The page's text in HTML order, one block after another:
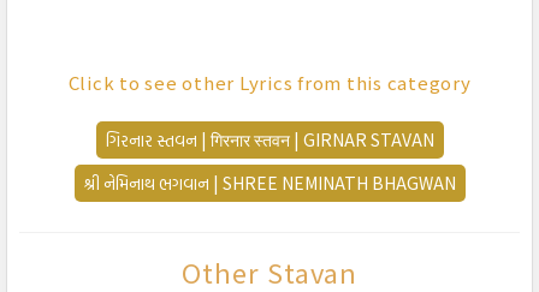
गिरनार के निवासी नमुं बार बार हुं
गिरनार के निवासी…
करुणका है समंदर तेरी निगाहमें
ब्रह्मधार सदाचार निर्विकार तुं
Click to see other Lyrics from this category
ગિરનાર સ્તવન | गिरनार स्तवन | GIRNAR STAVAN
શ્રી નેમિનાથ ભગવાન | SHREE NEMINATH BHAGWAN
Other Stavan